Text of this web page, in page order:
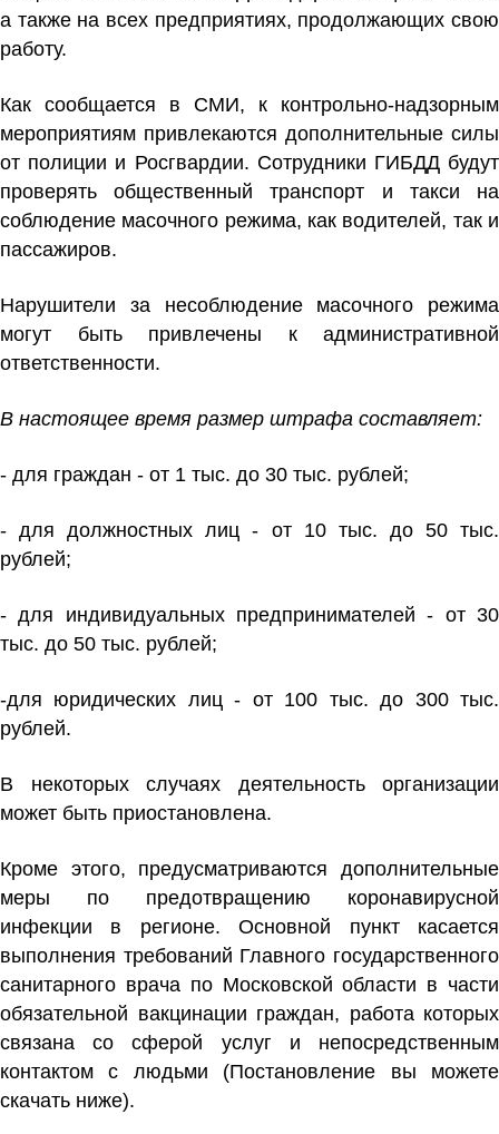
а также на всех предприятиях, продолжающих свою
работу.
Как сообщается в СМИ, к контрольно-надзорным
мероприятиям привлекаются дополнительные силы
от полиции и Росгвардии. Сотрудники ГИБДД будут
проверять общественный транспорт и такси на
соблюдение масочного режима, как водителей, так и
пассажиров.
Нарушители за несоблюдение масочного режима
могут быть привлечены к административной
ответственности.
В настоящее время размер штрафа составляет:
- для граждан - от 1 тыс. до 30 тыс. рублей;
- для должностных лиц - от 10 тыс. до 50 тыс.
рублей;
- для индивидуальных предпринимателей - от 30
тыс. до 50 тыс. рублей;
-для юридических лиц - от 100 тыс. до 300 тыс.
рублей.
В некоторых случаях деятельность организации
может быть приостановлена.
Кроме этого, предусматриваются дополнительные
меры по предотвращению коронавирусной
инфекции в регионе. Основной пункт касается
выполнения требований Главного государственного
санитарного врача по Московской области в части
обязательной вакцинации граждан, работа которых
связана со сферой услуг и непосредственным
контактом с людьми (Постановление вы можете
скачать ниже).